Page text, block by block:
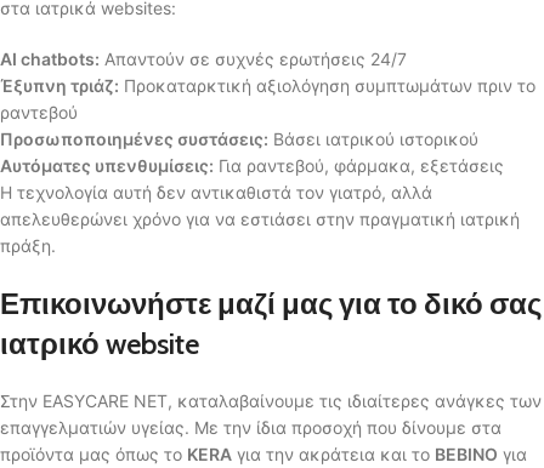
στα ιατρικά websites:
AI chatbots: Απαντούν σε συχνές ερωτήσεις 24/7
Έξυπνη τριάζ: Προκαταρκτική αξιολόγηση συμπτωμάτων πριν το
ραντεβού
Προσωποποιημένες συστάσεις: Βάσει ιατρικού ιστορικού
Αυτόματες υπενθυμίσεις: Για ραντεβού, φάρμακα, εξετάσεις
Η τεχνολογία αυτή δεν αντικαθιστά τον γιατρό, αλλά
απελευθερώνει χρόνο για να εστιάσει στην πραγματική ιατρική
πράξη.
Επικοινωνήστε μαζί μας για το δικό σας
ιατρικό website
Στην EASYCARE NET, καταλαβαίνουμε τις ιδιαίτερες ανάγκες των
επαγγελματιών υγείας. Με την ίδια προσοχή που δίνουμε στα
προϊόντα μας όπως το KERA για την ακράτεια και το BEBINO για